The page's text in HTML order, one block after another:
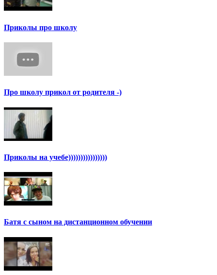
Приколы про школу
Про школу прикол от родителя -)
Приколы на учебе))))))))))))))))
Батя с сыном на дистанционном обучении